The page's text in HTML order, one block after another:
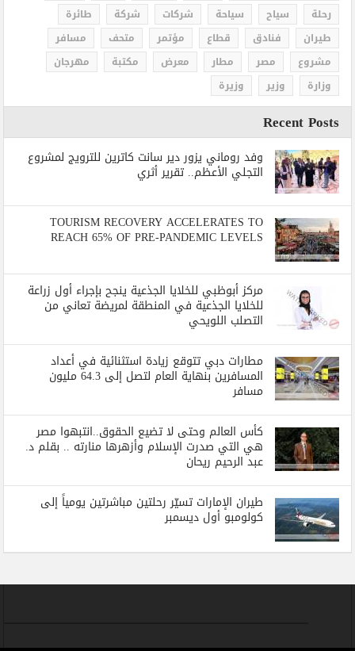
رحلة
سياح سياحة شركات شركة
طائرة
طيران
فنادق قطاع مؤتمر متحف
مسافر
مشروع
مصر مطار معرض مكتبة
مهرجان
وزارة
وزير وزيرة
Recent Posts
وفد روماني يزور دير سانت كاترين للترويج لمشروع
التجلي الأعظم.. تقرير أثري
TOURISM RECOVERY ACCELERATES TO
REACH 65% OF PRE-PANDEMIC LEVELS
مركز أبوظبي للخلايا الجذعية ينجح بإجراء أول زراعة
للخلايا الجذعية في المنطقة لمريضة تعاني من
التصلب اللويحي
مطارات دبي تتوقع زيادة استثنائية في أعداد
المسافرين بنهاية العام لتصل إلى 64.3 مليون
مسافر
كأس العالم وحتى لا تضيع الحقوق..انتبهوا مصر
هي التي صدرت الإسلام وأزهرها منارته .. بقلم د.
عبد الرحيم ريحان
طيران الإمارات تسيّر رحلتين مباشرتين يومياً إلى
كولومبو أول ديسمبر